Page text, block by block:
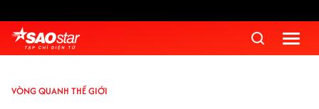
VÒNG QUANH THẾ GIỚI